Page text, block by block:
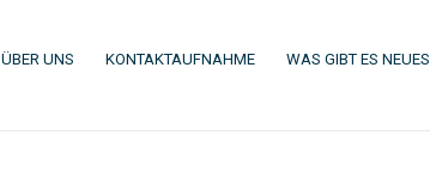
ÜBER UNS (CURRENT)
KONTAKTAUFNAHME(CURRENT)
WAS GIBT ES NEUES